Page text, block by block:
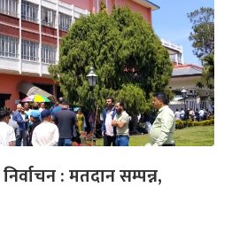
: मतदान सम्पन्न,